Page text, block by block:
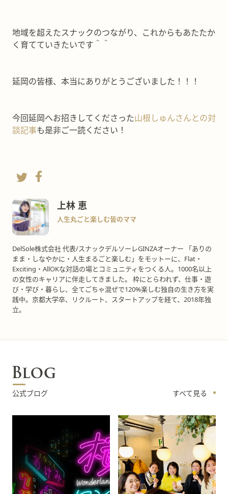
地域を超えたスナックのつながり、これからもあたたか
く育てていきたいです＾＾
延岡の皆様、本当にありがとうございました！！！
今回延岡へお招きしてくださった山根しゅんさんとの対
談記事も是非ご一読ください！
上林 恵
人生丸ごと楽しむ皆のママ
DelSole株式会社 代表/スナックデルソーレGINZAオーナー 「ありの
まま・しなやかに・人生まるごと楽しむ」をモットーに、Flat・
Exciting・AllOKな対話の場とコミュニティをつくる人。1000名以上
の女性のキャリアに伴走してきました。 枠にとらわれず、仕事・遊
び・学び・暮らし、全てごちゃ混ぜで120%楽しむ独自の生き方を実
践中。京都大学卒、リクルート、スタートアップを経て、2018年独
立。
公式ブログ すべて見る